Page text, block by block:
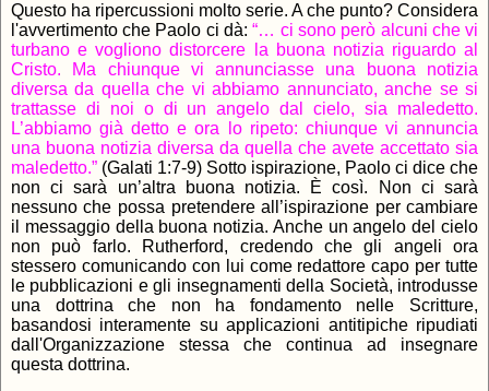
Questo ha ripercussioni molto serie. A che punto? Considera
l'avvertimento che Paolo ci dà:“… ci sono però alcuni che vi
turbano e vogliono distorcere la buona notizia riguardo al
Cristo. Ma chiunque vi annunciasse una buona notizia
diversa da quella che vi abbiamo annunciato, anche se si
trattasse di noi o di un angelo dal cielo, sia maledetto.
L’abbiamo già detto e ora lo ripeto: chiunque vi annuncia
una buona notizia diversa da quella che avete accettato sia
maledetto.”(Galati 1:7-9) Sotto ispirazione, Paolo ci dice che
non ci sarà un’altra buona notizia. È così. Non ci sarà
nessuno che possa pretendere all’ispirazione per cambiare
il messaggio della buona notizia. Anche un angelo del cielo
non può farlo. Rutherford, credendo che gli angeli ora
stessero comunicando con lui come redattore capo per tutte
le pubblicazioni e gli insegnamenti della Società, introdusse
una dottrina che non ha fondamento nelle Scritture,
basandosi interamente su applicazioni antitipiche ripudiati
dall'Organizzazione stessa che continua ad insegnare
questa dottrina.